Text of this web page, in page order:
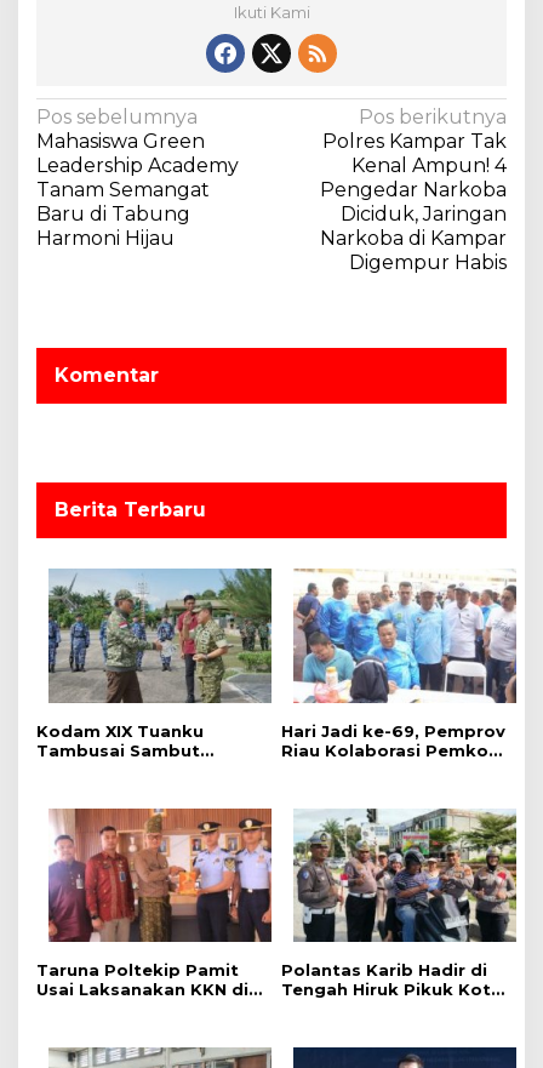
Ikuti Kami
N
a
v
i
g
i
p
Pos sebelumnya
Mahasiswa Green
Leadership Academy
Tanam Semangat
Baru di Tabung
Harmoni Hijau
Pos berikutnya
Polres Kampar Tak
Kenal Ampun! 4
Pengedar Narkoba
Diciduk, Jaringan
Narkoba di Kampar
Digempur Habis
Komentar
Berita Terbaru
Kodam XIX Tuanku
Tambusai Sambut
Bulqin dan Yonif TP
898/Pancalang Cakti
‎Hari Jadi ke-69, Pemprov
Riau Kolaborasi Pemkot
Taruna Poltekip Pamit
Usai Laksanakan KKN di
Polantas Karib Hadir di
Tengah Hiruk Pikuk Kota
Semangat Keselamatan,